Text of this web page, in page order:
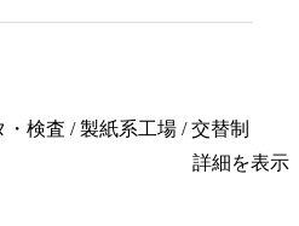
検査 / 製紙系工場 / 交替制
詳細を表示